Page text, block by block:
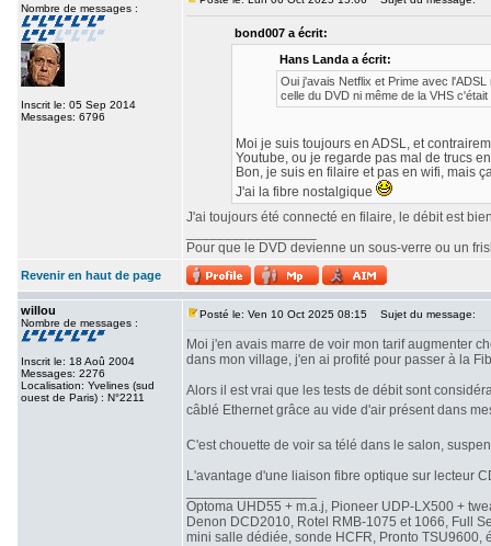
Nombre de messages :
Inscrit le: 05 Sep 2014
Messages: 6796
bond007 a écrit:
Hans Landa a écrit:
Oui j'avais Netflix et Prime avec
celle du DVD ni même de la VHS c'était
Moi je suis toujours en ADSL, et
Youtube, ou je regarde pas mal de trucs
Bon, je suis en filaire et pas en wifi, mais
J'ai la fibre nostalgique
J'ai toujours été connecté en filaire, le débit est
Pour que le DVD devienne un sous-verre ou un
Revenir en haut de page
willou
Nombre de messages :
Inscrit le: 18 Aoû 2004
Messages: 2276
Localisation: Yvelines (sud
ouest de Paris) : N°2211
Posté le: Ven 10 Oct 2025 08:15 Sujet du message:
Moi j'en avais marre de voir mon tarif augmenter
dans mon village, j'en ai profité pour passer à la
Alors il est vrai que les tests de débit sont
câblé Ethernet grâce au vide d'air présent dans
C'est chouette de voir sa télé dans le salon,
L'avantage d'une liaison fibre optique sur lecteur
Optoma UHD55 + m.a.j, Pioneer UDP-LX500 +
Denon DCD2010, Rotel RMB-1075 et 1066, Full
mini salle dédiée, sonde HCFR, Pronto TSU9600,